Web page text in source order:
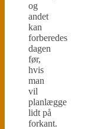
og
andet
kan
forberedes
dagen
før,
hvis
man
vil
planlægge
lidt på
forkant.